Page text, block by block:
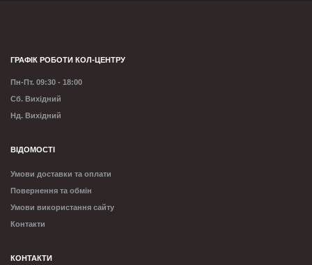
ГРАФІК РОБОТИ КОЛ-ЦЕНТРУ
Пн-Пт. 09:30 - 18:00
Сб. Вихідний
Нд. Вихідний
ВІДОМОСТІ
Умови доставки та оплати
Повернення та обмін
Умови використання сайту
Контакти
КОНТАКТИ